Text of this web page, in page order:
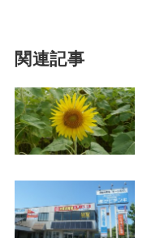
関連記事